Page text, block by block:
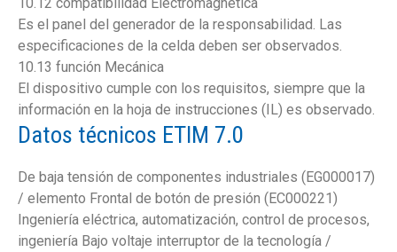
10.12 compatibilidad Electromagnética
Es el panel del generador de la responsabilidad. Las
especificaciones de la celda deben ser observados.
10.13 función Mecánica
El dispositivo cumple con los requisitos, siempre que la
información en la hoja de instrucciones (IL) es observado.
Datos técnicos ETIM 7.0
De baja tensión de componentes industriales (EG000017)
/ elemento Frontal de botón de presión (EC000221)
Ingeniería eléctrica, automatización, control de procesos,
ingeniería Bajo voltaje interruptor de la tecnología /